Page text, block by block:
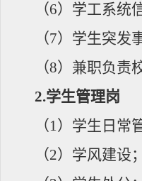
（6）学工系统
（7）学生突发
（8）兼职负责
2.学生管理岗
（1）学生日常
（2）学风建设；